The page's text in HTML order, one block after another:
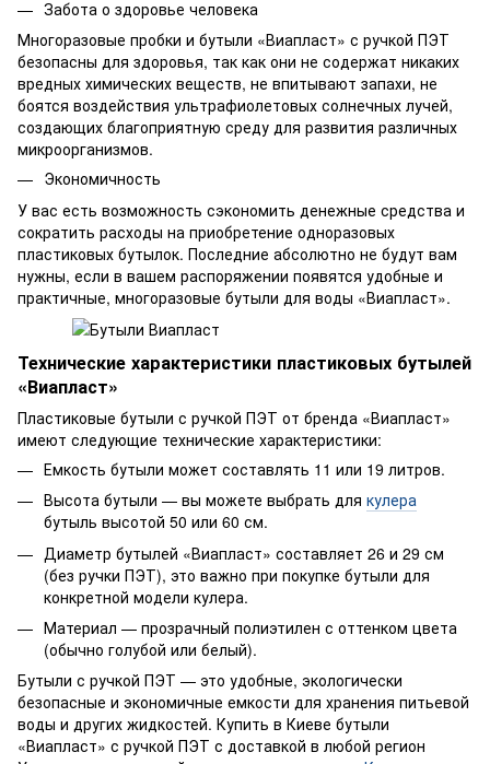
Забота о здоровье человека
Многоразовые пробки и бутыли «Виапласт» с ручкой ПЭТ
безопасны для здоровья, так как они не содержат никаких
вредных химических веществ, не впитывают запахи, не
боятся воздействия ультрафиолетовых солнечных лучей,
создающих благоприятную среду для развития различных
микроорганизмов.
Экономичность
У вас есть возможность сэкономить денежные средства и
сократить расходы на приобретение одноразовых
пластиковых бутылок. Последние абсолютно не будут вам
нужны, если в вашем распоряжении появятся удобные и
практичные, многоразовые бутыли для воды «Виапласт».
Технические характеристики пластиковых бутылей
«Виапласт»
Пластиковые бутыли с ручкой ПЭТ от бренда «Виапласт»
имеют следующие технические характеристики:
Емкость бутыли может составлять 11 или 19 литров.
Высота бутыли — вы можете выбрать для кулера
бутыль высотой 50 или 60 см.
Диаметр бутылей «Виапласт» составляет 26 и 29 см
(без ручки ПЭТ), это важно при покупке бутыли для
конкретной модели кулера.
Материал — прозрачный полиэтилен с оттенком цвета
(обычно голубой или белый).
Бутыли с ручкой ПЭТ — это удобные, экологически
безопасные и экономичные емкости для хранения питьевой
воды и других жидкостей. Купить в Киеве бутыли
«Виапласт» с ручкой ПЭТ с доставкой в любой регион